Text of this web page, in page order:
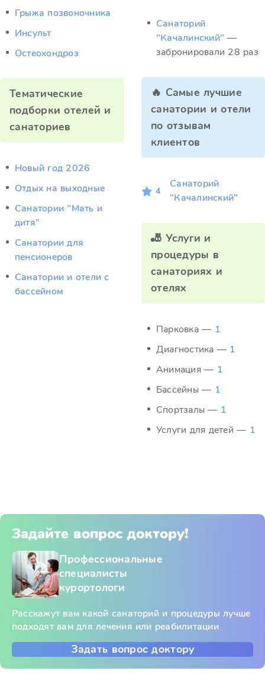
Грыжа позвоночника
Инсульт
Остеохондроз
Тематические
подборки отелей и
санаториев
Новый год 2026
Отдых на выходные
Санатории "Мать и
дитя"
Санатории для
пенсионеров
Санатории и отели с
бассейном
Санаторий
"Качалинский" —
забронировали 28 раз
🔥 Самые лучшие
санатории и отели
по отзывам
клиентов
4
Санаторий
"Качалинский"
🎳 Услуги и
процедуры в
санаториях и
отелях
Парковка — 1
Диагностика — 1
Анимация — 1
Бассейны — 1
Спортзалы — 1
Услуги для детей — 1
Задайте вопрос доктору!
Профессиональные
специалисты
курортологи
Расскажут вам какой санаторий и процедуры лучше
подходят вам для лечения или реабилитации
Задать вопрос доктору